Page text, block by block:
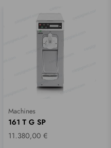
Machines
161 T G SP
11.380,00 €